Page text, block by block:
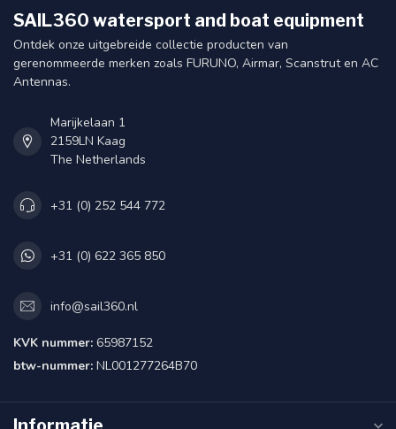
SAIL360 watersport and boat equipment
Ontdek onze uitgebreide collectie producten van
gerenommeerde merken zoals FURUNO, Airmar, Scanstrut en AC
Antennas.
Marijkelaan 1
2159LN Kaag
The Netherlands
+31 (0) 252 544 772
+31 (0) 622 365 850
info@sail360.nl
KVK nummer: 65987152
btw-nummer: NL001277264B70